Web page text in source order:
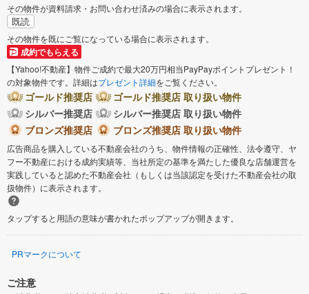
その物件が資料請求・お問い合わせ済みの場合に表示されます。
既読
その物件を既にご覧になっている場合に表示されます。
成約でもらえる
【Yahoo!不動産】物件ご成約で最大20万円相当PayPayポイントプレゼント！
の対象物件です。詳細はプレゼント詳細をご覧ください。
ゴールド推奨店
ゴールド推奨店 取り扱い物件
シルバー推奨店
シルバー推奨店 取り扱い物件
ブロンズ推奨店
ブロンズ推奨店 取り扱い物件
広告商品を購入している不動産会社のうち、物件情報の正確性、法令遵守、ヤ
フー不動産における成約実績等、当社所定の基準を満たした優良な店舗運営を
実践していると認めた不動産会社（もしくは当該認定を受けた不動産会社の取
扱物件）に表示されます。
タップすると用語の意味が書かれたポップアップが開きます。
PRマークについて
ご注意